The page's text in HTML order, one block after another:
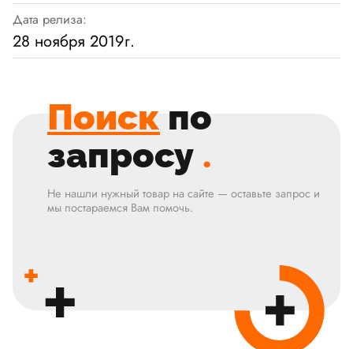
Дата релиза:
28 ноября 2019г.
Поиск по
запросу .
Не нашли нужный товар на сайте — оставьте запрос и
мы постараемся Вам помочь.